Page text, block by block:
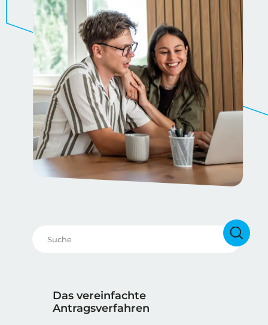
Das vereinfachte
Antragsverfahren